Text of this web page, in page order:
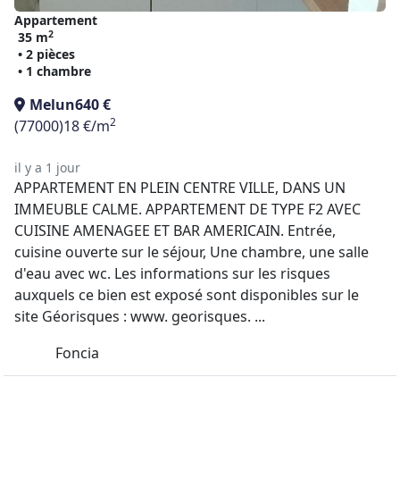
Appartement
35 m2
• 2 pièces
• 1 chambre
Melun640 €
(77000)18 €/m2
il y a 1 jour
APPARTEMENT EN PLEIN CENTRE VILLE, DANS UN
IMMEUBLE CALME. APPARTEMENT DE TYPE F2 AVEC
CUISINE AMENAGEE ET BAR AMERICAIN. Entrée,
cuisine ouverte sur le séjour, Une chambre, une salle
d'eau avec wc. Les informations sur les risques
auxquels ce bien est exposé sont disponibles sur le
site Géorisques : www. georisques. ...
Foncia